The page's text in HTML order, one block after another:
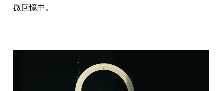
微回憶中。